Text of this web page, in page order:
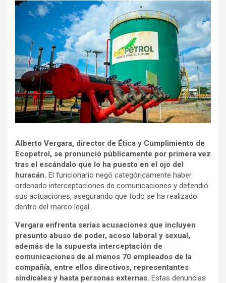
Alberto Vergara, director de Ética y Cumplimiento de
Ecopetrol, se pronunció públicamente por primera vez
tras el escándalo que lo ha puesto en el ojo del
huracán. El funcionario negó categóricamente haber
ordenado interceptaciones de comunicaciones y defendió
sus actuaciones, asegurando que todo se ha realizado
dentro del marco legal.
Vergara enfrenta serias acusaciones que incluyen
presunto abuso de poder, acoso laboral y sexual,
además de la supuesta interceptación de
comunicaciones de al menos 70 empleados de la
compañía, entre ellos directivos, representantes
sindicales y hasta personas externas. Estas denuncias